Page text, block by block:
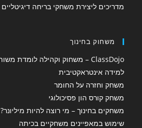
מדריכים ליצירת משחקי בריחה דיגיטליים
משחוק בחינוך
ClassDojo – משחוק וקהילה לומדת משותפת
למידה אינטראקטיבית
משחק וחזרה על החומר
משחק קורס הון פסיכולוגי
משחקים בחינוך – מי רוצה להיות מיליונר?
שימוש במאפיינים משחקיים בכיתה